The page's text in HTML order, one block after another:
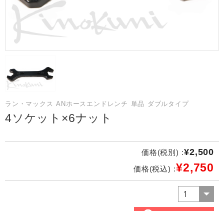
ラン・マックス ANホースエンドレンチ 単品 ダブルタイプ
4ソケット×6ナット
価格(税別) :¥2,500
価格(税込) :¥2,750